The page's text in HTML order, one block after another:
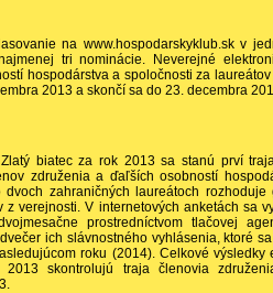
na www.hospodarskyklub.sk v
tri nominácie. Neverejné
hospodárstva a spoločnosti za
2013 a skončí sa do 23. decembra
biatec za rok 2013 sa stanú prví
združenia a ďaľších osobností
zahraničných laureátoch
z verejnosti. V internetových anketách sa
prostredníctvom tlačovej
ich slávnostného vyhlásenia, ktoré
roku (2014). Celkové výsledky
2013 skontrolujú traja členovia